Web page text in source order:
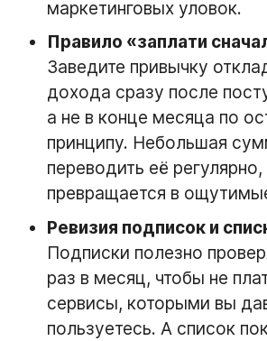
маркетинговых уловок.
Правило «заплати
Заведите привычку
дохода сразу после
а не в конце месяца по
принципу. Небольшая
переводить её
превращается в
Ревизия подписок и
Подписки полезно
раз в месяц, чтобы не
сервисы, которыми вы
пользуетесь. А список